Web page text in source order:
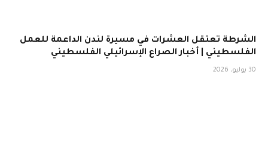
الشرطة تعتقل العشرات في مسيرة لندن الداعمة للعمل
الفلسطيني | أخبار الصراع الإسرائيلي الفلسطيني
30 يوليو، 2026